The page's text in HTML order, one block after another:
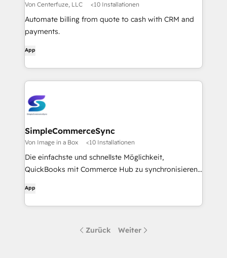
Von Centerfuze, LLC <10 Installationen
Automate billing from quote to cash with CRM and
payments.
App
SimpleCommerceSync
Von Image in a Box <10 Installationen
Die einfachste und schnellste Möglichkeit,
QuickBooks mit Commerce Hub zu synchronisieren
App
Zurück Weiter